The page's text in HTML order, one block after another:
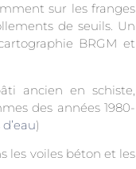
sur les franges
de seuils. Un
BRGM et
ancien en schiste,
des années 1980-
)
les voiles béton et les